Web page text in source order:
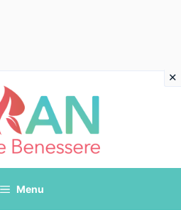
Menu